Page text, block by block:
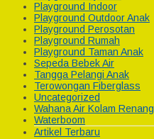
Playground Indoor
Playground Outdoor Anak
Playground Perosotan
Playground Rumah
Playground Taman Anak
Sepeda Bebek Air
Tangga Pelangi Anak
Terowongan Fiberglass
Uncategorized
Wahana Air Kolam Renang
Waterboom
Artikel Terbaru